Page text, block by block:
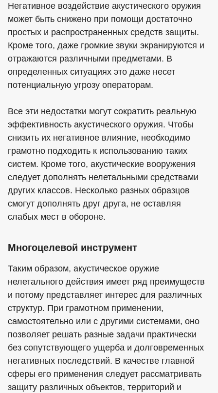
Негативное воздействие акустического оружия
может быть снижено при помощи достаточно
простых и распространенных средств защиты.
Кроме того, даже громкие звуки экранируются и
отражаются различными предметами. В
определенных ситуациях это даже несет
потенциальную угрозу операторам.
Все эти недостатки могут сократить реальную
эффективность акустического оружия. Чтобы
снизить их негативное влияние, необходимо
грамотно подходить к использованию таких
систем. Кроме того, акустические вооружения
следует дополнять нелетальными средствами
других классов. Несколько разных образцов
смогут дополнять друг друга, не оставляя
слабых мест в обороне.
Многоцелевой инструмент
Таким образом, акустическое оружие
нелетального действия имеет ряд преимуществ
и потому представляет интерес для различных
структур. При грамотном применении,
самостоятельно или с другими системами, оно
позволяет решать разные задачи практически
без сопутствующего ущерба и долговременных
негативных последствий. В качестве главной
сферы его применения следует рассматривать
защиту различных объектов, территорий и